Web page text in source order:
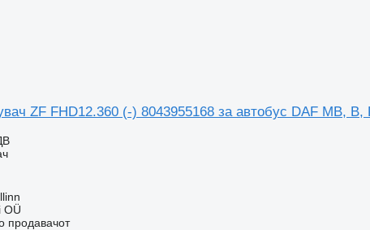
ZF FHD12.360 (-) 8043955168 за автобус DAF MB,
OÜ
продавачот